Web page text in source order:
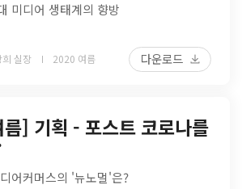
미디어 생태계의 향방
실장 2020 여름 다운로드
] 기획 - 포스트 코로나를
어커머스의 '뉴노멀'은?